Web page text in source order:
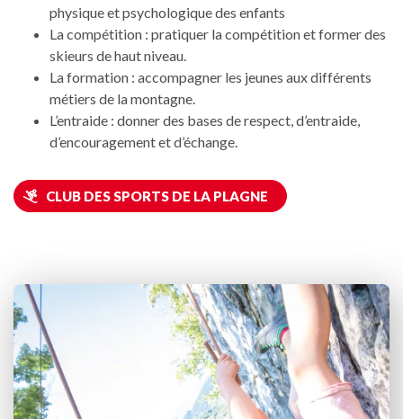
physique et psychologique des enfants
La compétition : pratiquer la compétition et former des
skieurs de haut niveau.
La formation : accompagner les jeunes aux différents
métiers de la montagne.
L’entraide : donner des bases de respect, d’entraide,
d’encouragement et d’échange.
CLUB DES SPORTS DE LA PLAGNE